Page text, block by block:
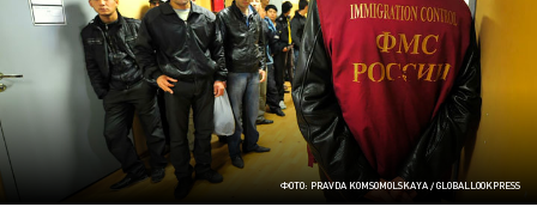
ФОТО: PRAVDA KOMSOMOLSKAYA / GLOBALLOOKPRESS